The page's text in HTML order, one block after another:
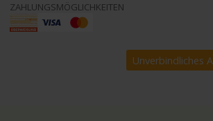
ZAHLUNGSMÖGLICHKEITEN